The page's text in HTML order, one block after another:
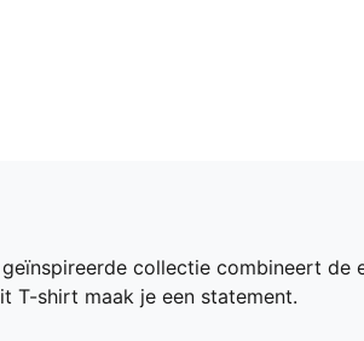
collectie combineert
T-shirt maak je een statement.